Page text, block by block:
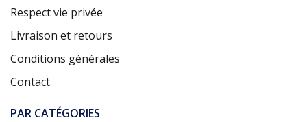
Respect vie privée
Livraison et retours
Conditions générales
Contact
PAR CATÉGORIES